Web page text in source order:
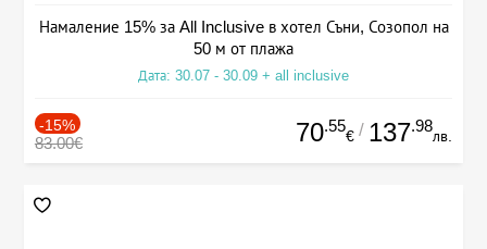
Намаление 15% за All Inclusive в хотел Съни, Созопол на
50 м от плажа
Дата: 30.07 - 30.09 + all inclusive
-15%
83.00€ 70.55
€ / 137.98
лв.